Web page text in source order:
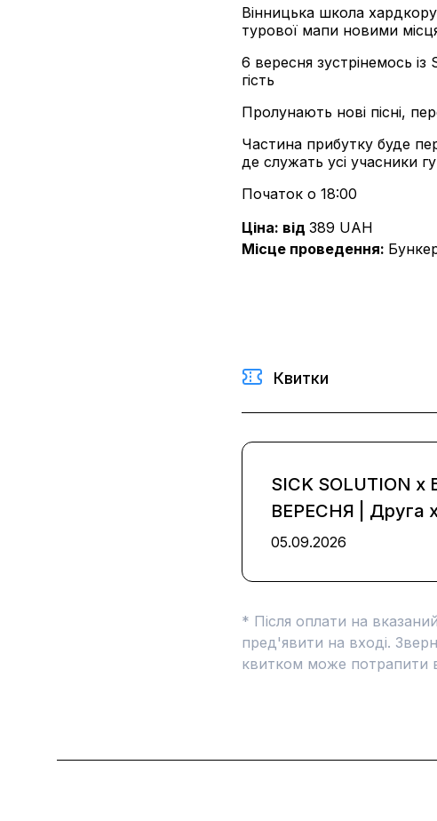
Вінницька школа
турової мапи новими
6 вересня зустрінемось
гість
Пролунають нові пісні,
Частина прибутку буде
де служать усі учасники
Початок о 18:00
Ціна: від 389 UAH
Місце проведення:
Квитки
SICK SOLUTION
ВЕРЕСНЯ
Друга
05.09.2026
* Після оплати на
пред'явити на вході.
квитком може потрапити